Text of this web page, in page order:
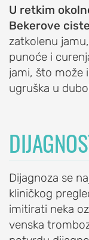
ramena
(okoštavanje
ramena)
Iritacija
zgloba
zgloba
Poremećaji
lopatice:
nestabilna
lopatica,
krilata
U retkim
Bekerove ciste
zatkolenu
punoće i
jami, što može
ugruška u
Dijagnoza se
kliničkog
imitirati neka
venska